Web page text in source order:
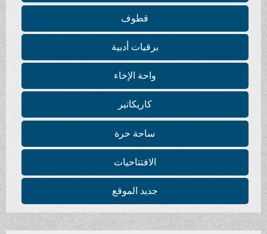
قطوف
برقيات أدبية
واحة الإخاء
كاريكاتير
ساحة حرة
الافتتاحيات
جديد الموقع